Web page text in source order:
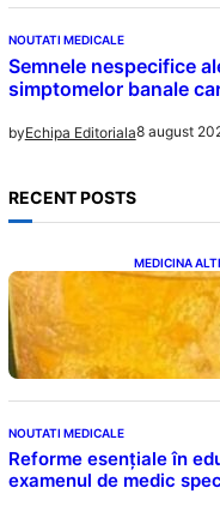
NOUTATI MEDICALE
Semnele nespecifice
simptomelor banale
byEchipa Editoriala8 august
RECENT POSTS
MEDICINA
Cele
nopții:
NOUTATI MEDICALE
Reforme esențiale în
examenul de medic